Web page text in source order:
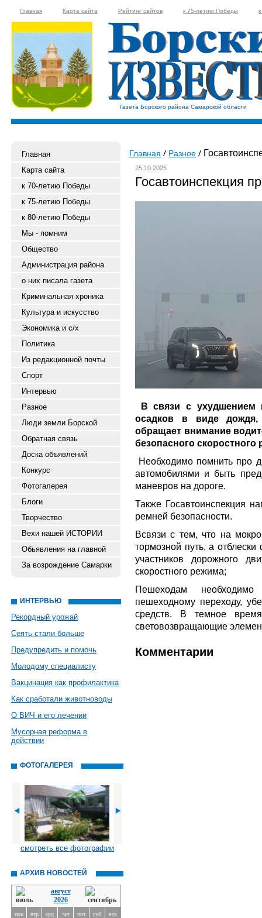
Главная Карта сайта Рейтинг сайтов к 75-летию Победы
Газета Борского района Самарской области
Главная
Карта сайта
к 70-летию Победы
к 75-летию Победы
к 80-летию Победы
Мы - помним
Общество
Администрация района
о них писала газета
Криминальная хроника
Культура и искусство
Экономика и с/х
Политика
Из редакционной почты
Спорт
Интервью
Разное
Люди земли Борской
Обратная связь
Доска объявлений
Конкурс
Фотогалерея
Блоги
Творчество
Вехи нашей ИСТОРИИ
Обьявления на главной
За возрождение Самарки
ИНТЕРВЬЮ
Рекордный урожай
Сеять стали больше
Предупредить и помочь
Молодому специалисту
Вакцинация как профилактика
Как сработали животноводы
О ВИЧ и его лечении
Мусорная реформа в
действии
ФОТОГАЛЕРЕЯ
смотреть все фотографии
АРХИВ НОВОСТЕЙ
август
2026
пон втр срд чет пят суб вск
Главная Разное
25.10.2025
Госавтоинспекция
В связи с ухудшением
осадков в виде дождя,
обращает внимание
безопасного скоростного
Необходимо помнить про
автомобилями и быть
маневров на дороге.
Также Госавтоинспекция
ремней безопасности.
Всвязи с тем, что на
тормозной путь, а
участников дорожного
скоростного режима;
Пешеходам
пешеходному переходу,
средств. В темное
световозвращающие
Комментарии